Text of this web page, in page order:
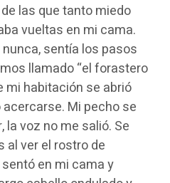
las que tanto miedo
vueltas en mi cama.
sentía los pasos
llamado “el forastero
mi habitación se abrió
Mi pecho se
la voz no me salió. Se
al ver el rostro de
en mi cama y